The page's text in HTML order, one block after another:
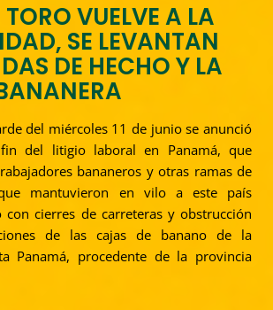
VUELVE A LA
SE LEVANTAN
DE HECHO Y LA
del miércoles 11 de junio se anunció
del litigio laboral en Panamá, que
bananeros y otras ramas de
mantuvieron en vilo a este país
con cierres de carreteras y obstrucción
de las cajas de banano de la
Panamá, procedente de la provincia